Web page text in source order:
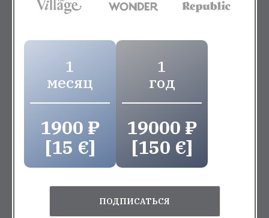
1
месяц
1900 ₽
[15 €]
1
год
19000 ₽
[150 €]
ПОДПИСАТЬСЯ